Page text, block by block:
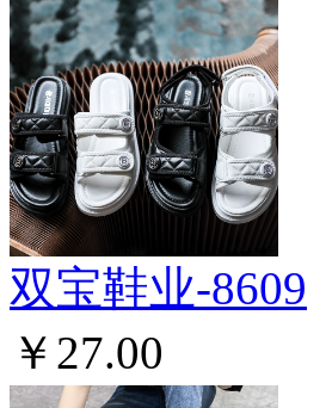
双宝鞋业-8609
￥27.00